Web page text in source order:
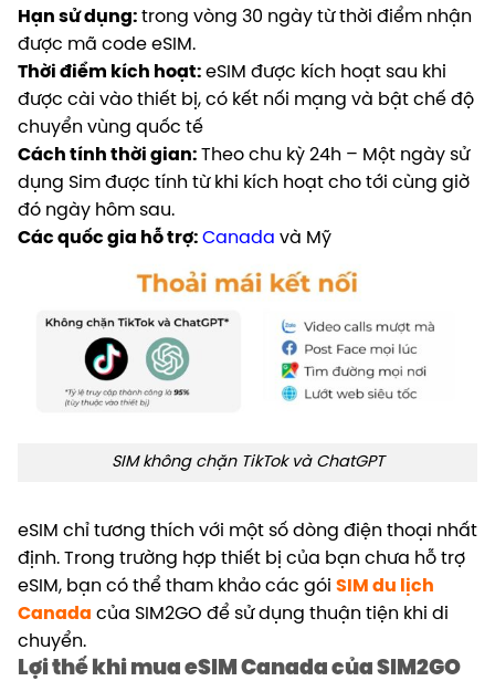
Hạn sử dụng: trong vòng 30 ngày từ thời điểm nhận
được mã code eSIM.
Thời điểm kích hoạt: eSIM được kích hoạt sau khi
được cài vào thiết bị, có kết nối mạng và bật chế độ
chuyển vùng quốc tế
Cách tính thời gian: Theo chu kỳ 24h – Một ngày sử
dụng Sim được tính từ khi kích hoạt cho tới cùng giờ
đó ngày hôm sau.
Các quốc gia hỗ trợ: Canada và Mỹ
SIM không chặn TikTok và ChatGPT
eSIM chỉ tương thích với một số dòng điện thoại nhất
định. Trong trường hợp thiết bị của bạn chưa hỗ trợ
eSIM, bạn có thể tham khảo các gói SIM du lịch
Canada của SIM2GO để sử dụng thuận tiện khi di
chuyển.
Lợi thế khi mua eSIM Canada của SIM2GO